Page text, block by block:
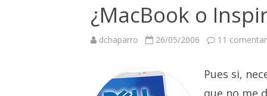
¿MacBook o
dchaparro 26/05/2006 11
Pues si,
que no me